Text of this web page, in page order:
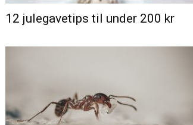
12 julegavetips til under 200 kr